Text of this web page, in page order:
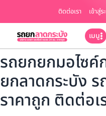
ติดต่อเรา เข้าสู่ร
เมนู
รถยกยกมอไซค์
ยกลาดกระบัง
ราคาถูก ติดต่อ